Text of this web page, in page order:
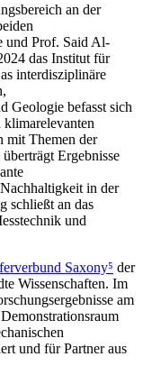
an der
und Prof. Said Al-
das Institut für
interdisziplinäre
Geologie befasst sich
klimarelevanten
mit Themen der
Ergebnisse
in der
schließt an das
und
Saxony⁵ der
Wissenschaften. Im
am
und für Partner aus